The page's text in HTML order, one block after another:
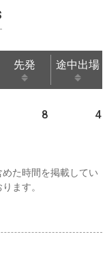
先発 途中出場
8 4
た時間を掲載してい
ます。